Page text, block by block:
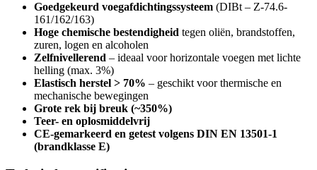
Goedgekeurd voegafdichtingssysteem (DIBt – Z-74.6-
161/162/163)
Hoge chemische bestendigheid tegen oliën, brandstoffen,
zuren, logen en alcoholen
Zelfnivellerend – ideaal voor horizontale voegen met lichte
helling (max. 3%)
Elastisch herstel > 70% – geschikt voor thermische en
mechanische bewegingen
Grote rek bij breuk (~350%)
Teer- en oplosmiddelvrij
CE-gemarkeerd en getest volgens DIN EN 13501-1
(brandklasse E)